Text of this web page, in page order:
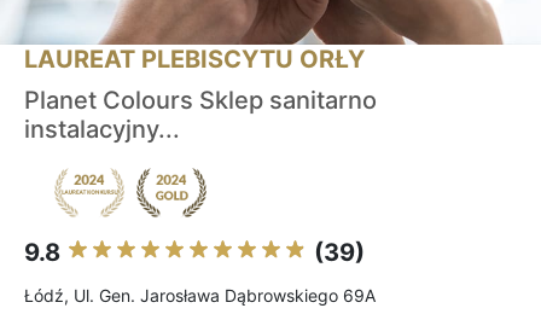
LAUREAT PLEBISCYTU ORŁY
Planet Colours Sklep sanitarno
instalacyjny...
9.8 (39)
Łódź, Ul. Gen. Jarosława Dąbrowskiego 69A